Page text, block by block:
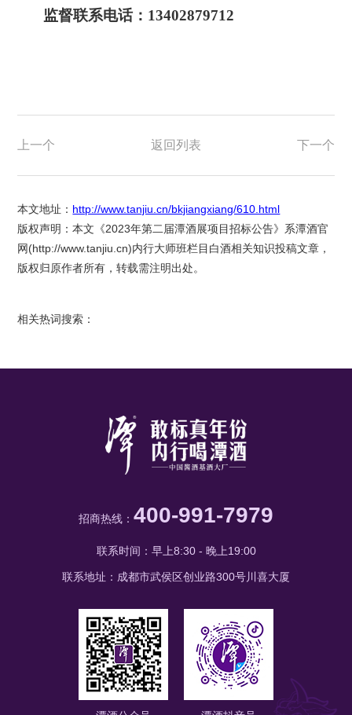
监督联系电话： 13402879712
上一个 返回列表 下一个
本文地址： http://www.tanjiu.cn/bkjiangxiang/610.html
版权声明：本文《2023年第二届潭酒展项目招标公告》系潭酒官
网(http://www.tanjiu.cn)内行大师班栏目白酒相关知识投稿文章，
版权归原作者所有，转载需注明出处。
相关热词搜索：
招商热线： 400-991-7979
联系时间：早上8:30 - 晚上19:00
联系地址：成都市武侯区创业路300号川喜大厦